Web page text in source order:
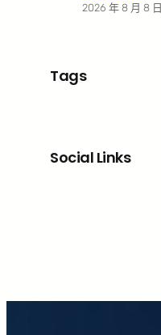
2026 年 8 月 8 日
Tags
Social Links